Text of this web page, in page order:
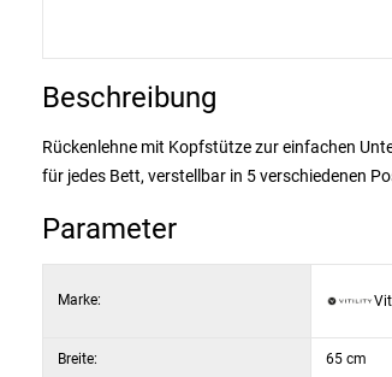
Beschreibung
Rückenlehne mit Kopfstütze zur einfachen
für jedes Bett, verstellbar in 5 verschiedenen
Parameter
Marke:
Breite: 65 cm